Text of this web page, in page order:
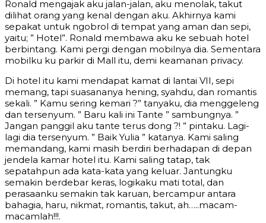
Ronald mengajak aku jalan-jalan, aku menolak, takut
dilihat orang yang kenal dengan aku. Akhirnya kami
sepakat untuk ngobrol di tempat yang aman dan sepi,
yaitu; ” Hotel”. Ronald membawa aku ke sebuah hotel
berbintang. Kami pergi dengan mobilnya dia. Sementara
mobilku ku parkir di Mall itu, demi keamanan privacy.
Di hotel itu kami mendapat kamat di lantai VII, sepi
memang, tapi suasananya hening, syahdu, dan romantis
sekali. ” Kamu sering kemari ?” tanyaku, dia menggeleng
dan tersenyum. ” Baru kali ini Tante ” sambungnya. ”
Jangan panggil aku tante terus dong ?! ” pintaku. Lagi-
lagi dia tersenyum. ” Baik Yulia ” katanya. Kami saling
memandang, kami masih berdiri berhadapan di depan
jendela kamar hotel itu. Kami saling tatap, tak
sepatahpun ada kata-kata yang keluar. Jantungku
semakin berdebar keras, logikaku mati total, dan
perasaanku semakin tak karuan, bercampur antara
bahagia, haru, nikmat, romantis, takut, ah…..macam-
macamlah!!!.